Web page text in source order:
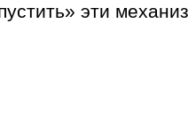
эти